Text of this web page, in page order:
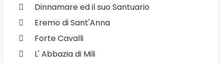
Dinnamare ed il suo Santuario
Eremo di Sant'Anna
Forte Cavalli
L' Abbazia di Mili